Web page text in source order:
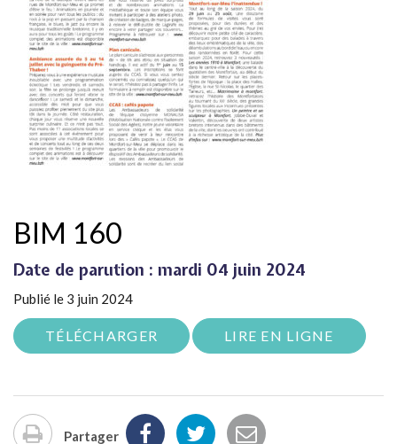
BIM 160
Date de parution : mardi 04 juin 2024
Publié le 3 juin 2024
TÉLÉCHARGER LIRE EN LIGNE
Partager